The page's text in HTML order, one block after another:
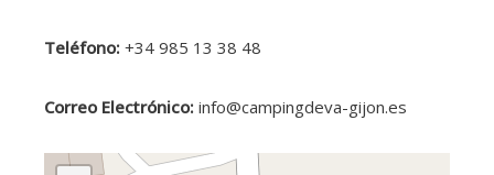
Teléfono: +34 985 13 38 48
Correo Electrónico: info@campingdeva-gijon.es